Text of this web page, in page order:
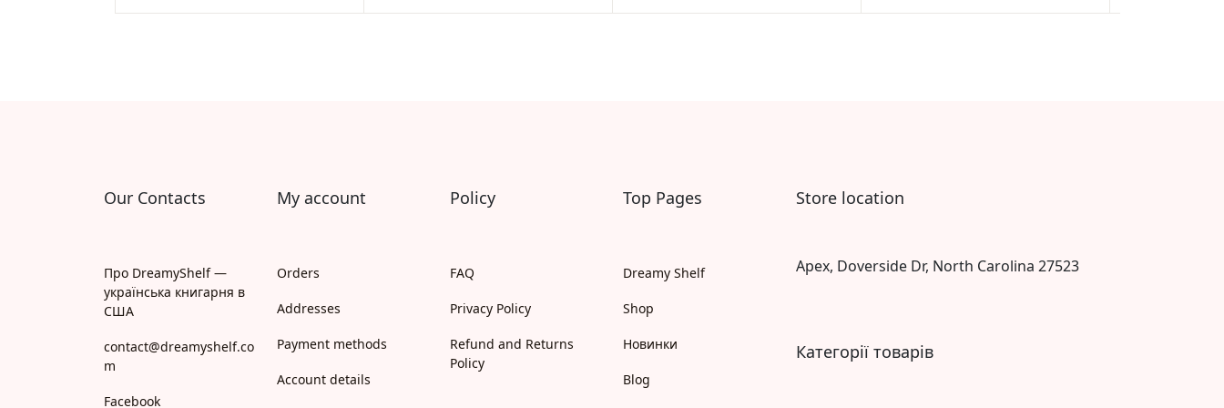
Саморозвиток, мотивація та філософія
Ігри для дорослих
Різдвяні / Зимові для дорослих
Картонні книги для найменших
Казки Вірші Оповідання
Книги з наліпками
Книги для першого читання
5.00out
Our Contacts
Про DreamyShelf —
українська книгарня в
США
contact@dreamyshelf.co
m
Facebook
My account
Orders
Addresses
Payment methods
Account details
Policy
FAQ
Privacy Policy
Refund and Returns
Policy
Top Pages
Dreamy Shelf
Shop
Новинки
Blog
Store location
Apex, Doverside Dr, North Carolina 27523
Категорії товарів